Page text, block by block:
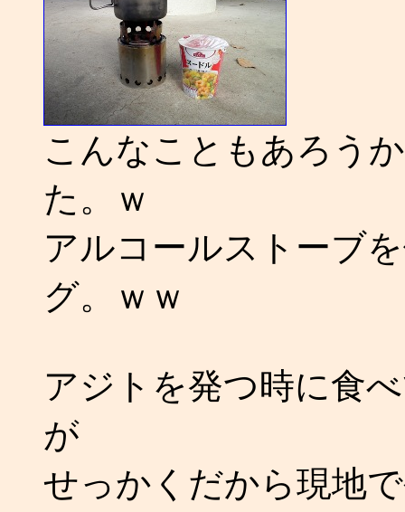
こんなこともあろう
た。ｗ
アルコールストーブ
グ。ｗｗ
アジトを発つ時に食
が
せっかくだから現地